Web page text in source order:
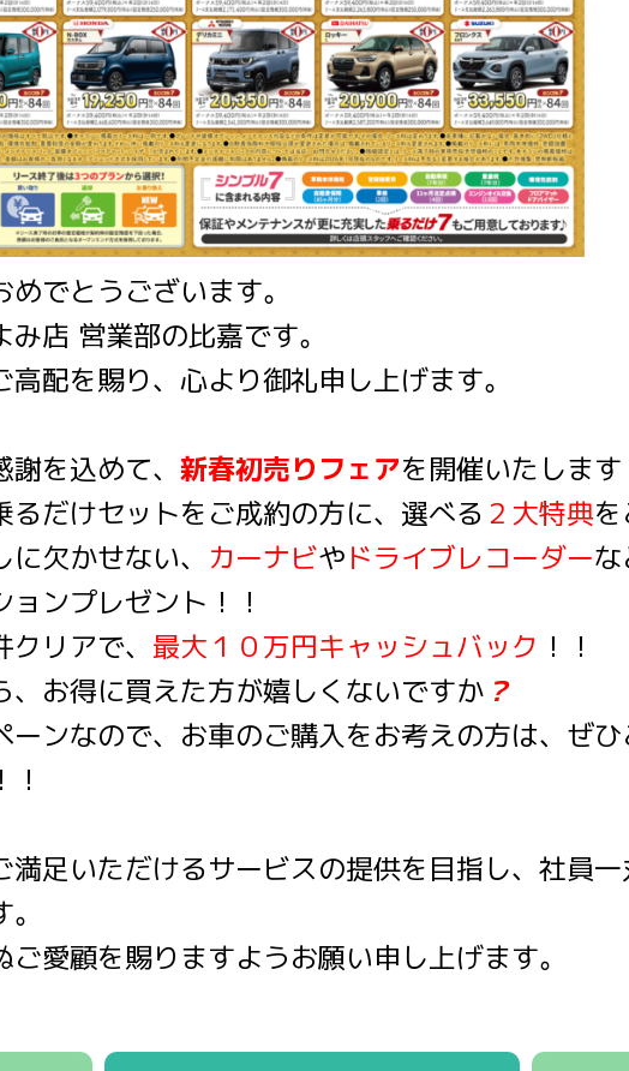
でとうございます。
店 営業部の比嘉です。
配を賜り、心より御礼申し上げます。
を込めて、 新春初売りフェアを開催いたします
るだけセットをご成約の方に、選べる ２大特典
欠かせない、 カーナビやドライブレコーダーな
ョンプレゼント！！
リアで、 最大１０万円キャッシュバック ！！
、お得に買えた方が嬉しくないですか ？
ーンなので、お車のご購入をお考えの方は、ぜ
満足いただけるサービスの提供を目指し、社員
愛顧を賜りますようお願い申し上げます。